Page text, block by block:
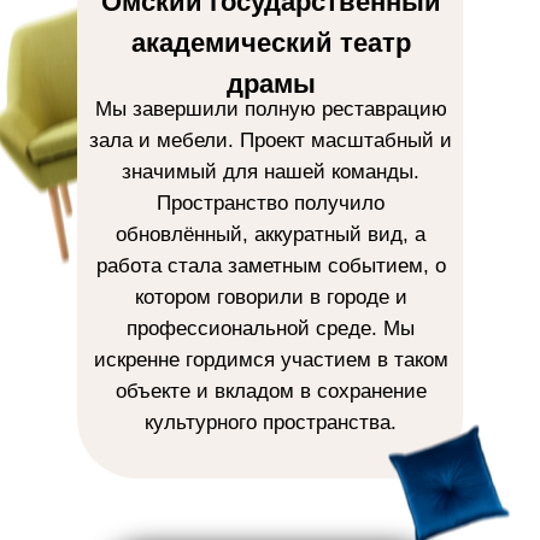
академический театр
драмы
Мы завершили полную реставрацию
зала и мебели. Проект масштабный и
значимый для нашей команды.
Пространство получило
обновлённый, аккуратный вид, а
работа стала заметным событием, о
котором говорили в городе и
профессиональной среде. Мы
искренне гордимся участием в таком
объекте и вкладом в сохранение
культурного пространства.